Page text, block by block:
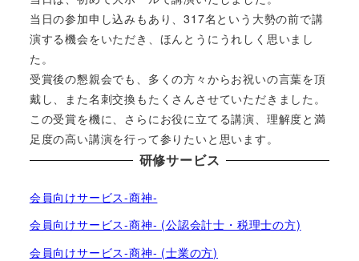
当日の参加申し込みもあり、317名という大勢の前で講
演する機会をいただき、ほんとうにうれしく思いまし
た。
受賞後の懇親会でも、多くの方々からお祝いの言葉を頂
戴し、また名刺交換もたくさんさせていただきました。
この受賞を機に、さらにお役に立てる講演、理解度と満
足度の高い講演を行って参りたいと思います。
研修サービス
会員向けサービス-商神-
会員向けサービス-商神- (公認会計士・税理士の方)
会員向けサービス-商神- (士業の方)